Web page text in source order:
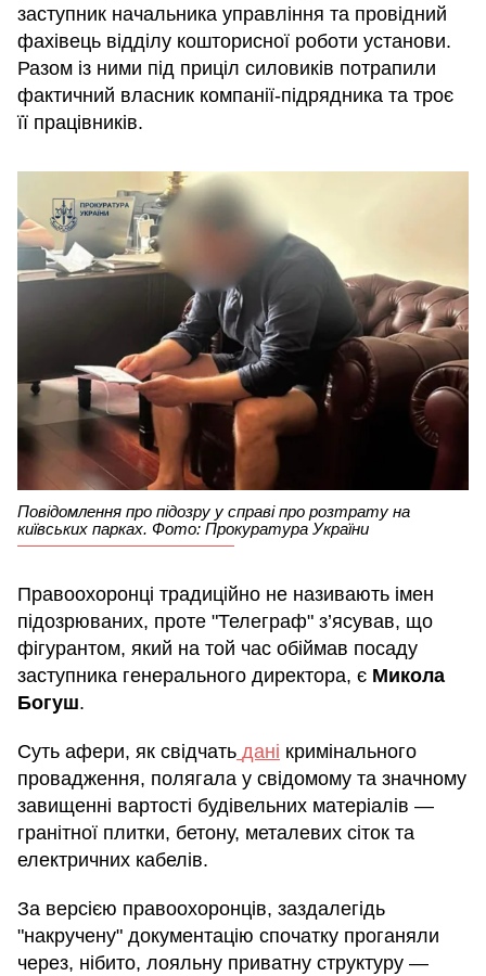
заступник начальника управління та провідний
фахівець відділу кошторисної роботи установи.
Разом із ними під приціл силовиків потрапили
фактичний власник компанії-підрядника та троє
її працівників.
Повідомлення про підозру у справі про розтрату на
київських парках. Фото: Прокуратура України
Правоохоронці традиційно не називають імен
підозрюваних, проте "Телеграф" з’ясував, що
фігурантом, який на той час обіймав посаду
заступника генерального директора, є Микола
Богуш.
Суть афери, як свідчать дані кримінального
провадження, полягала у свідомому та значному
завищенні вартості будівельних матеріалів —
гранітної плитки, бетону, металевих сіток та
електричних кабелів.
За версією правоохоронців, заздалегідь
"накручену" документацію спочатку проганяли
через, нібито, лояльну приватну структуру —